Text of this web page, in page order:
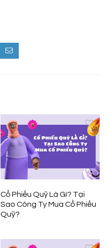
Cổ Phiếu Quỹ Là Gì? Tại
Sao Công Ty Mua Cổ Phiếu
Quỹ?